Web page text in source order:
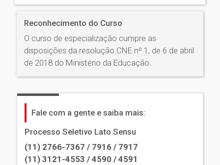
Reconhecimento do Curso
O curso de especialização cumpre as
disposições da resolução CNE nº 1, de 6 de abril
de 2018 do Ministério da Educação.
Fale com a gente e saiba mais:
Processo Seletivo Lato Sensu
(11) 2766-7367 / 7916 / 7917
(11) 3121-4553 / 4590 / 4591